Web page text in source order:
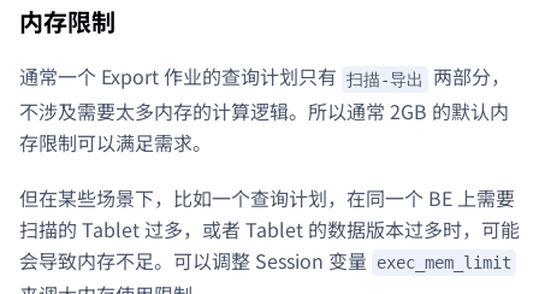
内存限制
通常一个 Export 作业的查询计划只有 扫描-导出
两部分，
不涉及需要太多内存的计算逻辑。所以通常 2GB 的默认内
存限制可以满足需求。
但在某些场景下，比如一个查询计划，在同一个 BE 上需要
扫描的 Tablet 过多，或者 Tablet 的数据版本过多时，可能
会导致内存不足。可以调整 Session 变量
exec_mem_limit